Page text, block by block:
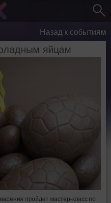
Назад к событиям
яйцам
пройдет мастер-класс по